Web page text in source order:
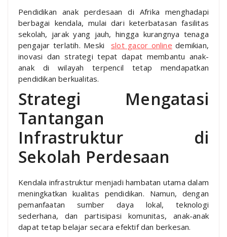
Pendidikan anak perdesaan di Afrika menghadapi
berbagai kendala, mulai dari keterbatasan fasilitas
sekolah, jarak yang jauh, hingga kurangnya tenaga
pengajar terlatih. Meski slot gacor online demikian,
inovasi dan strategi tepat dapat membantu anak-
anak di wilayah terpencil tetap mendapatkan
pendidikan berkualitas.
Strategi Mengatasi
Tantangan
Infrastruktur di
Sekolah Perdesaan
Kendala infrastruktur menjadi hambatan utama dalam
meningkatkan kualitas pendidikan. Namun, dengan
pemanfaatan sumber daya lokal, teknologi
sederhana, dan partisipasi komunitas, anak-anak
dapat tetap belajar secara efektif dan berkesan.